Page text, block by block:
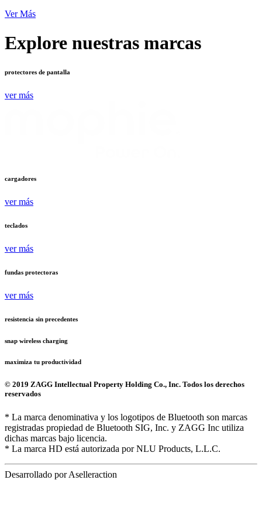
Ver Más
Explore nuestras marcas
protectores de pantalla
ver más
cargadores
ver más
teclados
ver más
fundas protectoras
ver más
resistencia sin precedentes
snap wireless charging
maximiza tu productividad
© 2019 ZAGG Intellectual Property Holding Co., Inc. Todos los derechos
reservados
* La marca denominativa y los logotipos de Bluetooth son marcas
registradas propiedad de Bluetooth SIG, Inc. y ZAGG Inc utiliza
dichas marcas bajo licencia.
* La marca HD está autorizada por NLU Products, L.L.C.
Desarrollado por Aselleraction